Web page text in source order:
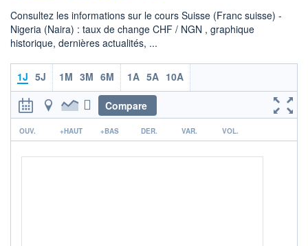
15h29
1 690
OUVERTURE
1 688,6675
CLÔTURE VEILLE
1 692,0470 1 688,1852
COTATION SPÉCIFIQUE
Consultez les informations sur le cours Suisse (Franc suisse) -
Nigeria (Naira) : taux de change CHF / NGN , graphique
historique, dernières actualités, ...
1J 5J 1M 3M 6M 1A 5A 10A
Compare
r
OUV. +HAUT +BAS DER. VAR. VOL.